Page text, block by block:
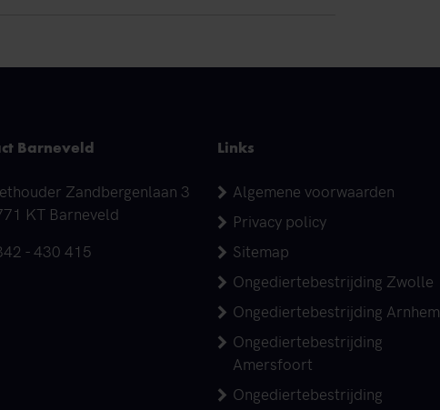
Barneveld
Zandbergenlaan 3
KT Barneveld
- 430 415
Links
Algemene voorwaarden
Privacy policy
Sitemap
Ongediertebestrijding Zwolle
Ongediertebestrijding Arnhem
Ongediertebestrijding
Amersfoort
Ongediertebestrijding